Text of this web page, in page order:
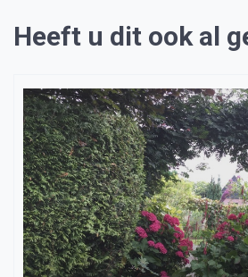
Heeft u dit ook al